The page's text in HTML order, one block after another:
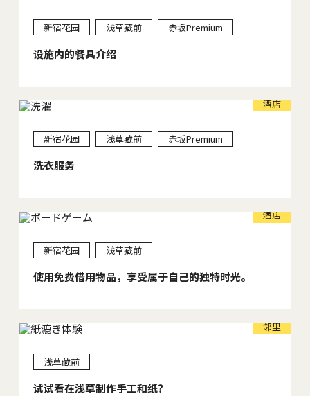
新宿花园 浅草藏前 赤坂Premium
设施内的餐具介绍
酒店
新宿花园 浅草藏前 赤坂Premium
洗衣服务
酒店
新宿花园 浅草藏前
使用免费借用物品，享受属于自己的独特时光。
邻里
浅草藏前
试试看在浅草制作手工和纸？